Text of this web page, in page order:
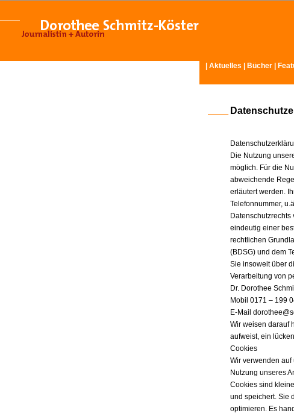
Aktuelles Bücher
Die Nutzung
möglich. Für die
abweichende
erläutert werden.
Telefonnummer,
eindeutig einer
rechtlichen
(BDSG) und dem
Sie insoweit über
Verarbeitung von
Dr. Dorothee
Mobil 0171 – 199
E-Mail
Wir weisen darauf
aufweist, ein
Cookies
Wir verwenden
Nutzung unseres
Cookies sind
und speichert. Sie
optimieren. Es